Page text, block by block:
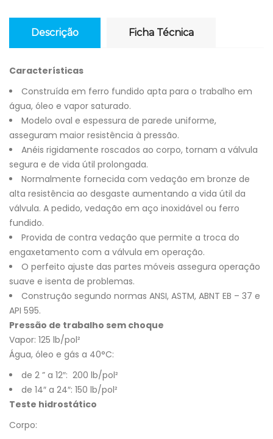
Descrição Ficha Técnica
Características
Construída em ferro fundido apta para o trabalho em
água, óleo e vapor saturado.
Modelo oval e espessura de parede uniforme,
asseguram maior resistência à pressão.
Anéis rigidamente roscados ao corpo, tornam a válvula
segura e de vida útil prolongada.
Normalmente fornecida com vedação em bronze de
alta resistência ao desgaste aumentando a vida útil da
válvula. A pedido, vedação em aço inoxidável ou ferro
fundido.
Provida de contra vedação que permite a troca do
engaxetamento com a válvula em operação.
O perfeito ajuste das partes móveis assegura operação
suave e isenta de problemas.
Construção segundo normas ANSI, ASTM, ABNT EB – 37 e
API 595.
Pressão de trabalho sem choque
Vapor: 125 lb/pol²
Água, óleo e gás a 40°C:
de 2 ” a 12″: 200 lb/pol²
de 14″ a 24″: 150 lb/pol²
Teste hidrostático
Corpo: